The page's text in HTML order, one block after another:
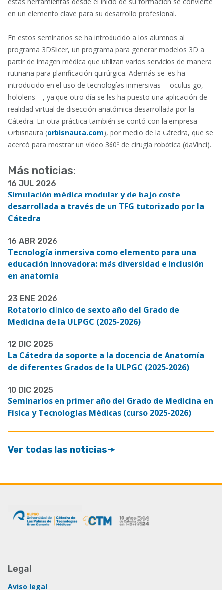
en un elemento clave para su desarrollo profesional.
En estos seminarios se ha introducido a los alumnos al
programa 3DSlicer, un programa para generar modelos 3D a
partir de imagen médica que utilizan varios servicios de manera
rutinaria para planificación quirúrgica. Además se les ha
introducido en el uso de tecnologías inmersivas —oculus go,
hololens—, ya que otro día se les ha puesto una aplicación de
realidad virtual de disección anatómica desarrollada por la
Cátedra. En otra práctica también se contó con la empresa
Orbisnauta (orbisnauta.com), por medio de la Cátedra, que se
acercó para mostrar un vídeo 360º de cirugía robótica (daVinci).
Más noticias:
16 JUL 2026
Simulación médica modular y de bajo coste
desarrollada a través de un TFG tutorizado por la
Cátedra
16 ABR 2026
Tecnología inmersiva como elemento para una
educación innovadora: más diversidad e inclusión
en anatomía
23 ENE 2026
Rotatorio clínico de sexto año del Grado de
Medicina de la ULPGC (2025-2026)
12 DIC 2025
La Cátedra da soporte a la docencia de Anatomía
de diferentes Grados de la ULPGC (2025-2026)
10 DIC 2025
Seminarios en primer año del Grado de Medicina en
Física y Tecnologías Médicas (curso 2025-2026)
Ver todas las noticias
Legal
Aviso legal